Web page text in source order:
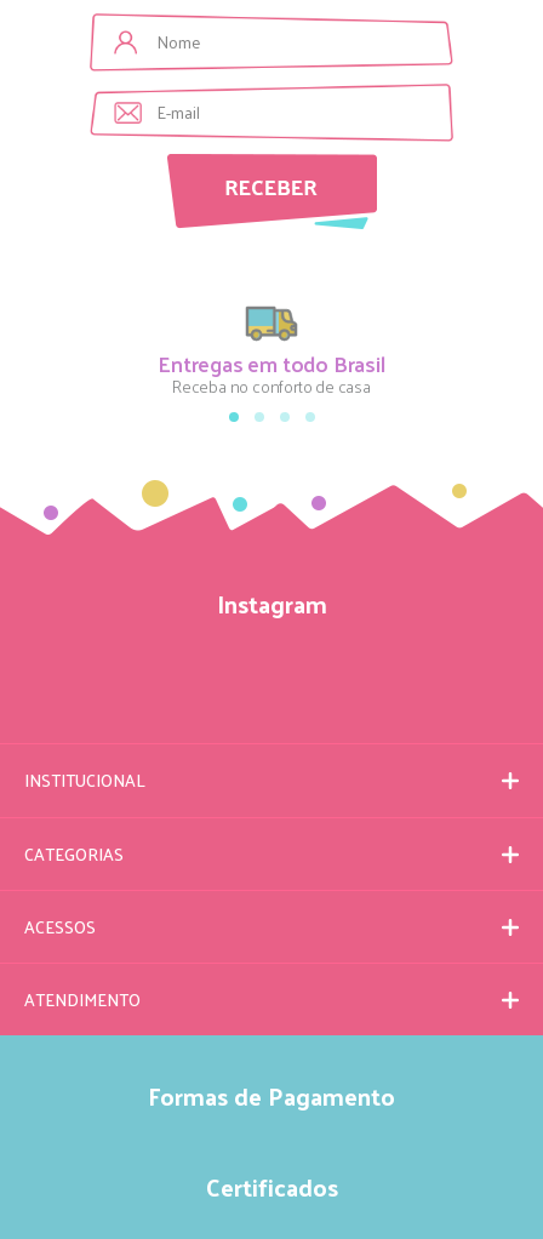
Entregas em todo Brasil
Receba no conforto de casa
Instagram
INSTITUCIONAL
CATEGORIAS
ACESSOS
ATENDIMENTO
Formas de Pagamento
Certificados